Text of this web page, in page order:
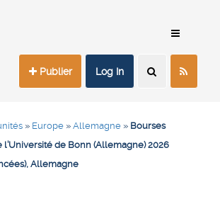
Publier Log In
» Europe » Allemagne » Bourses
de Bonn (Allemagne) 2026
Allemagne